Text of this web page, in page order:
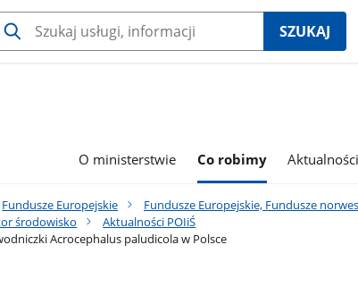
SZUKAJ
O ministerstwie Co robimy Aktualności
Fundusze Europejskie
Fundusze Europejskie, Fundusze
środowisko
Aktualności POIiŚ
Acrocephalus paludicola w Polsce